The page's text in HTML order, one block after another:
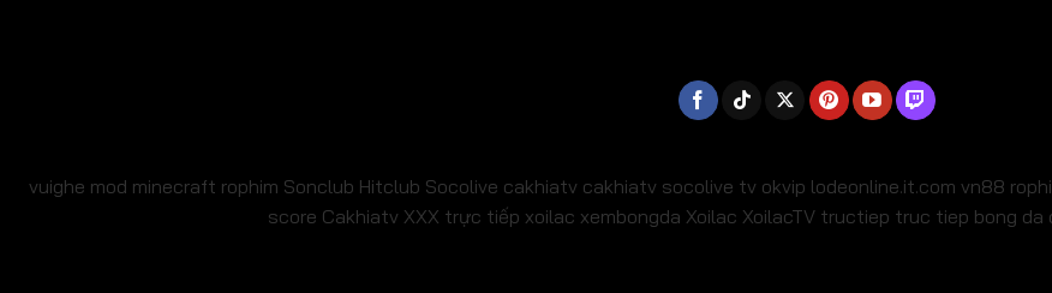
vuighe mod minecraft rophim Sonclub Hitclub Socolive cakhiatv cakhiatv socolive tv okvip lodeonline.it.com vn88
score Cakhiatv XXX trực tiếp xoilac xembongda Xoilac XoilacTV tructiep truc tiep bong da